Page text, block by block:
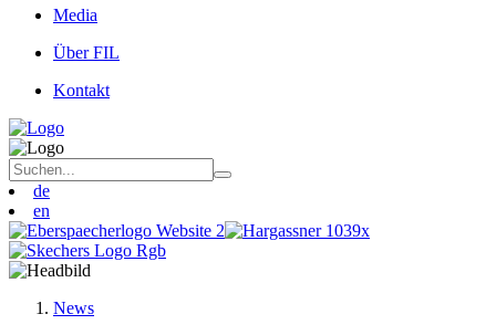
Media
Über FIL
Kontakt
de
en
News